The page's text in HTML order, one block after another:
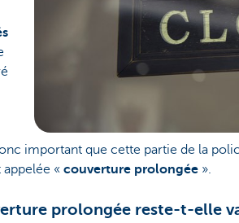
important que cette partie de la
appelée « couverture prolongée ».
prolongée reste-t-elle